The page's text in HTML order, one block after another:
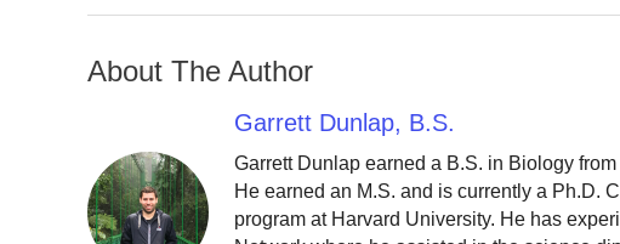
About The Author
Garrett Dunlap, B.S.
Garrett Dunlap earned a B.S. in Biology
He earned an M.S. and is currently a Ph.D.
program at Harvard University. He has